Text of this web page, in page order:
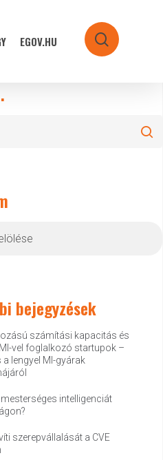
EGOV.HU search
bejegyzések
számítási kapacitás és
vel foglalkozó startupok –
a lengyel MI-gyárak
intelligenciát
szerepvállalását a CVE